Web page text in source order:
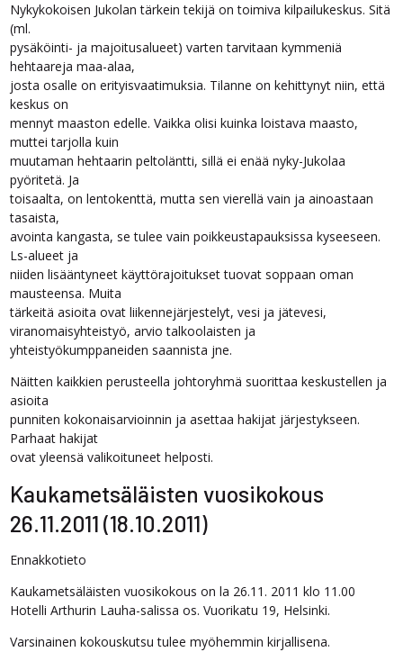
Nykykokoisen Jukolan tärkein tekijä on toimiva kilpailukeskus. Sitä
(ml.
pysäköinti- ja majoitusalueet) varten tarvitaan kymmeniä
hehtaareja maa-alaa,
josta osalle on erityisvaatimuksia. Tilanne on kehittynyt niin, että
keskus on
mennyt maaston edelle. Vaikka olisi kuinka loistava maasto,
muttei tarjolla kuin
muutaman hehtaarin peltoläntti, sillä ei enää nyky-Jukolaa
pyöritetä. Ja
toisaalta, on lentokenttä, mutta sen vierellä vain ja ainoastaan
tasaista,
avointa kangasta, se tulee vain poikkeustapauksissa kyseeseen.
Ls-alueet ja
niiden lisääntyneet käyttörajoitukset tuovat soppaan oman
mausteensa. Muita
tärkeitä asioita ovat liikennejärjestelyt, vesi ja jätevesi,
viranomaisyhteistyö, arvio talkoolaisten ja
yhteistyökumppaneiden saannista jne.
Näitten kaikkien perusteella johtoryhmä suorittaa keskustellen ja
asioita
punniten kokonaisarvioinnin ja asettaa hakijat järjestykseen.
Parhaat hakijat
ovat yleensä valikoituneet helposti.
Kaukametsäläisten vuosikokous
26.11.2011 (18.10.2011)
Ennakkotieto
Kaukametsäläisten vuosikokous on la 26.11. 2011 klo 11.00
Hotelli Arthurin Lauha-salissa os. Vuorikatu 19, Helsinki.
Varsinainen kokouskutsu tulee myöhemmin kirjallisena.